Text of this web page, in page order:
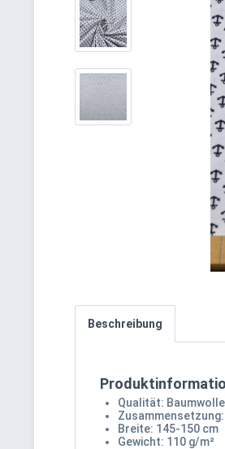
Beschreibung
Qualität: Baumwolle
Breite: 145-150 cm
Gewicht: 110 g/m²